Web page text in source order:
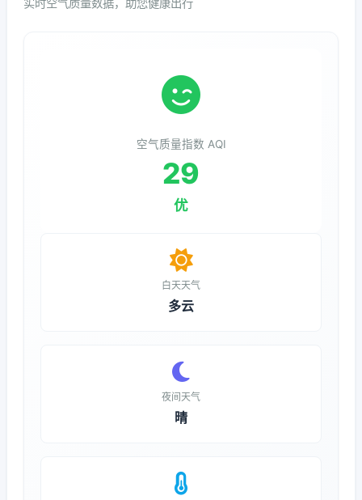
实时空气质量数据，助您健康出行
空气质量指数 AQI
29
优
白天天气
多云
夜间天气
晴